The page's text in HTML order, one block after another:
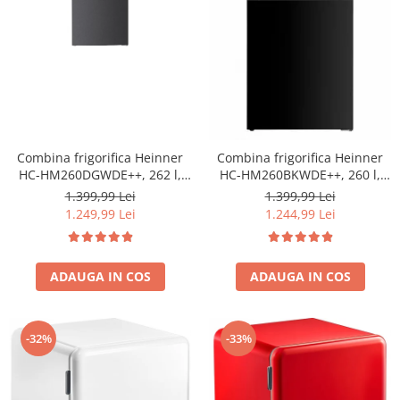
Combina frigorifica Heinner
HC-HM260DGWDE++, 262 l,
Clasa E, Dozator de apa,
Control electronic cu
termostat ajustabil, Lumina
LED, 3 rafturi din sticla
frigider, 3 sertare congelator,
Usa reversibila
1.399,99 Lei
1.249,99 Lei
ADAUGA IN COS
Combina frigorifica Heinner
HC-HM260BKWDE++, 260 l,
Clasa E, Lumina LED, Dozator
de apa, Usi reversibile Negru
1.399,99 Lei
1.244,99 Lei
ADAUGA IN COS
-32% -33%